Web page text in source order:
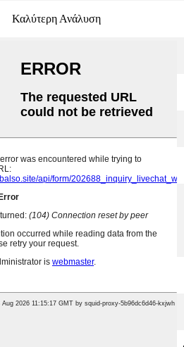
Καλύτερη Ανάλυση
Χρώμα
Αναλογία αντίθεσης
Γωνία θέασης (CR > 10)